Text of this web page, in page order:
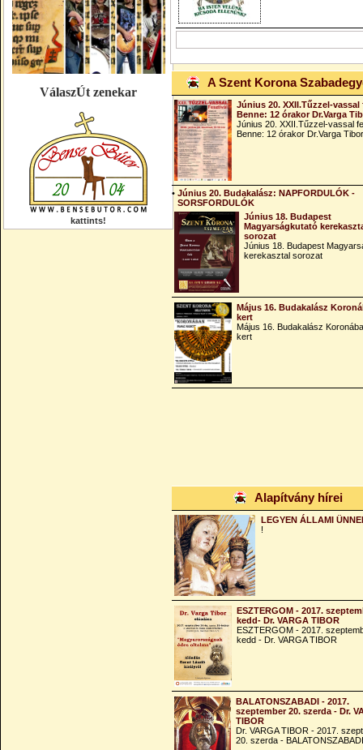
VálaszÚt zenekar
kattints!
A Szent Korona
Június 20. XXII.Tűzzel-
Benne: 12 órakor Dr.Varga
Június 20. XXII.Tűzzel-vassal
Benne: 12 órakor Dr.Varga Tibor
• Június 20. Budakalász: NAPFORDULÓK -
SORSFORDULÓK
Június 18. Budapest
Magyarságkutató
sorozat
Június 18. Budapest
kerekasztal sorozat
Május 16. Budakalász
kert
Május 16. Budakalász
kert
Alapítvány hírei
LEGYEN ÁLLAMI
!
ESZTERGOM - 2017.
kedd- Dr. VARGA TIBOR
ESZTERGOM - 2017.
kedd - Dr. VARGA TIBOR
BALATONSZABADI - 2017.
szeptember 20. szerda - Dr.
TIBOR
Dr. VARGA TIBOR - 2017.
20. szerda - BALATONSZABADI